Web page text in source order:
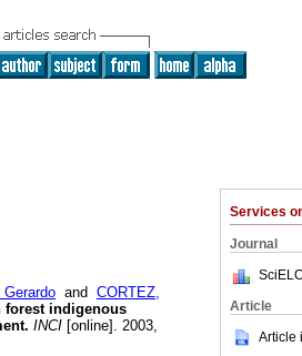
Services
Journal
Article
Article
Gerardo and CORTEZ,
forest indigenous
. INCI [online]. 2003,